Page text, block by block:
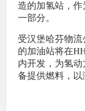
造的加氢站，
一部分。
受汉堡哈芬物
的加油站将在
内开发，为氢
备提供燃料，以